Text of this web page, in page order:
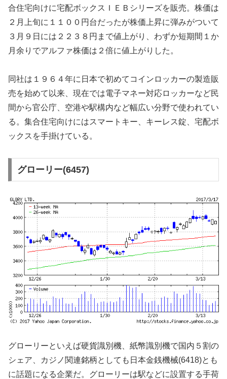
合住宅向けに宅配ボックスＩＥＢシリーズを販売。株価は
２月上旬に１１００円台だったが株価上昇に弾みがついて
３月９日には２２３８円まで値上がり、わずか短期間１か
月余りでアルファ株価は２倍に値上がりした。
同社は１９６４年に日本で初めてコインロッカーの製造販
売を始めて以来、現在では電子マネー対応ロッカーなど民
間から官公庁、空港や駅構内など幅広い分野で使われてい
る。集合住宅向けにはスマートキー、キーレス錠、宅配ボ
ックスを手掛けている。
グローリー(6457)
グローリーといえば硬貨識別機、紙幣識別機で国内５割の
シェア、カジノ関連銘柄としても日本金銭機械(6418)とも
に話題になる企業だ。グローリーは駅などに設置する手荷